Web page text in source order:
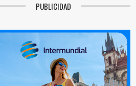
PUBLICIDAD